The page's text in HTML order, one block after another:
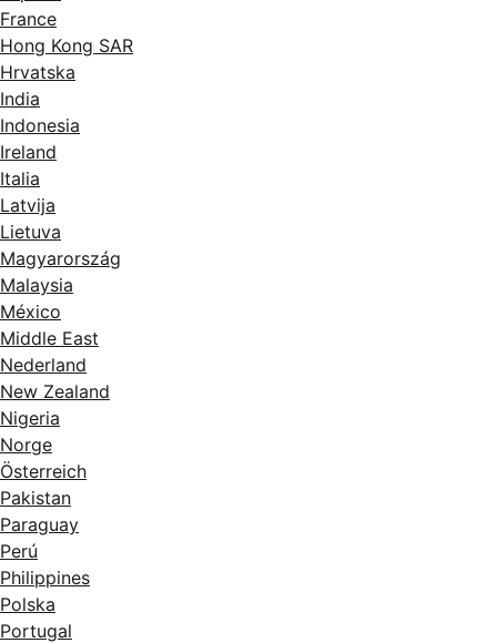
France
Hong Kong SAR
Hrvatska
India
Indonesia
Ireland
Italia
Latvija
Lietuva
Magyarország
Malaysia
México
Middle East
Nederland
New Zealand
Nigeria
Norge
Österreich
Pakistan
Paraguay
Perú
Philippines
Polska
Portugal